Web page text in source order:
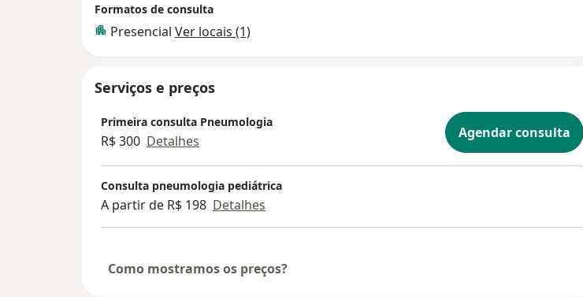
Formatos de consulta
Presencial Ver locais (1)
Serviços e preços
Primeira consulta Pneumologia
R$ 300 Detalhes Agendar consulta
Consulta pneumologia pediátrica
A partir de R$ 198 Detalhes
Como mostramos os preços?